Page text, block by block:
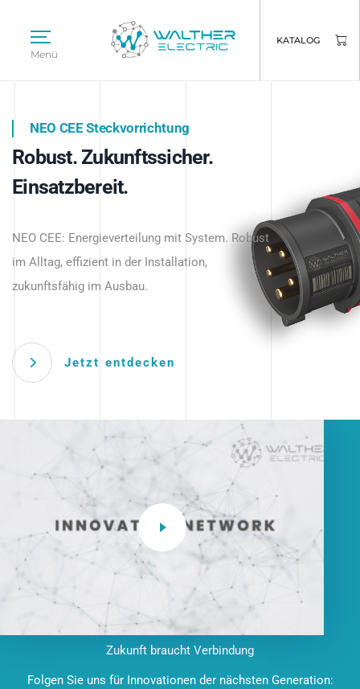
Menü
KATALOG
Intelligente Stromverteilung
beginnt hier.
NEO CEE Steckvorrichtung
Robust. Zukunftssicher.
Einsatzbereit.
NEO CEE: Energieverteilung mit System. Robust
im Alltag, effizient in der Installation,
zukunftsfähig im Ausbau.
Jetzt entdecken
Intelligenz trifft Energie.
Anwendungen – robust, IP-geschützt und
zukunftsfähig.
Zukunft braucht Verbindung
Folgen Sie uns für Innovationen der nächsten Generation: